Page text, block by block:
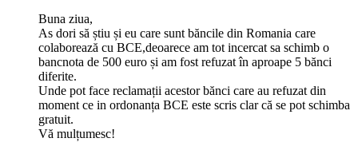
Buna ziua,
As dori să știu și eu care sunt băncile din Romania care
colaborează cu BCE,deoarece am tot incercat sa schimb o
bancnota de 500 euro și am fost refuzat în aproape 5 bănci
diferite.
Unde pot face reclamații acestor bănci care au refuzat din
moment ce in ordonanța BCE este scris clar că se pot schimba
gratuit.
Vă mulțumesc!